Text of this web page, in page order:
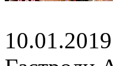
10.01.2019